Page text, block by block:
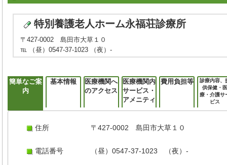
特別養護老人ホーム永福荘診療所
〒427-0002 島田市大草１０
℡ （昼）0547-37-1023 （夜）-
簡単なご案
内
基本情報
医療機関へ
のアクセス
医療機関内
サービス・
アメニティ
費用負担等
診療内容、
供保健・
療・介護サ
ビス
住所 〒427-0002 島田市大草１０
電話番号 （昼）0547-37-1023 （夜）-